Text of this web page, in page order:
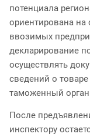
потенциала
ориентирована
ввозимых
декларирование
осуществлять
сведений о
таможенный
После
инспектору